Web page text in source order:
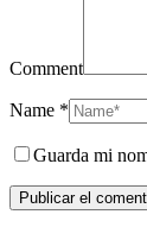
Comment
Name *
Guarda mi